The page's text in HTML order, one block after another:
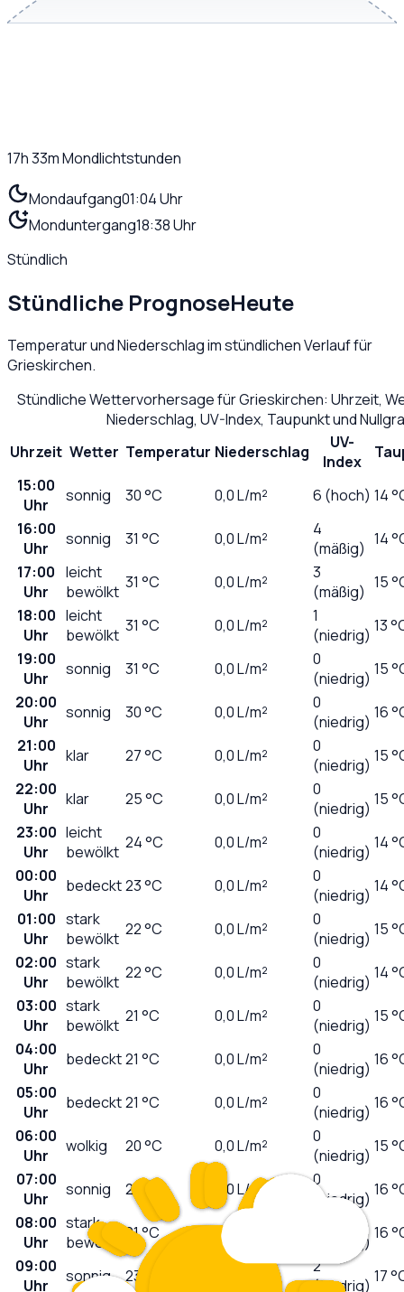
17h 33mMondlichtstunden
Mondaufgang01:04 Uhr
Monduntergang18:38 Uhr
Stündlich
Stündliche PrognoseHeute
Temperatur und Niederschlag im stündlichen Verlauf für
Grieskirchen.
Stündliche Wettervorhersage fürGrieskirchen: Uhrzeit,
Niederschlag, UV-Index, Taupunkt und
Uhrzeit Wetter Temperatur Niederschlag
UV-
Index
15:00
Uhr
sonnig 30°C 0,0L/m² 6 (hoch) 14
16:00
Uhr
sonnig 31 °C 0,0L/m²
4
(mäßig) 14
17:00
Uhr
leicht
bewölkt 31 °C 0,0L/m²
3
(mäßig) 15
18:00
Uhr
leicht
bewölkt 31 °C 0,0L/m²
1
(niedrig) 13
19:00
Uhr
sonnig 31 °C 0,0L/m²
0
(niedrig) 15
20:00
Uhr
sonnig 30°C 0,0L/m²
0
(niedrig) 16
21:00
Uhr
klar 27°C 0,0L/m²
0
(niedrig) 15
22:00
Uhr
klar 25°C 0,0L/m²
0
(niedrig) 15
23:00
Uhr
leicht
bewölkt 24°C 0,0L/m²
0
(niedrig) 14
00:00
Uhr
bedeckt23°C 0,0L/m²
0
(niedrig) 14
01:00
Uhr
stark
bewölkt 22°C 0,0L/m²
0
(niedrig) 15
02:00
Uhr
stark
bewölkt 22°C 0,0L/m²
0
(niedrig) 14
03:00
Uhr
stark
bewölkt 21 °C 0,0L/m²
0
(niedrig) 15
04:00
Uhr
bedeckt21 °C 0,0L/m²
0
(niedrig) 16
05:00
Uhr
bedeckt21 °C 0,0L/m²
0
(niedrig) 16
06:00
Uhr
wolkig 20°C 0,0L/m²
0
(niedrig) 15
07:00
Uhr
sonnig 20 0,0L/m²
0
(niedrig) 16
08:00
Uhr
stark
bewölkt
21°C 0,0
(niedrig) 16
09:00
Uhr
sonnig 23
2
(niedrig) 17